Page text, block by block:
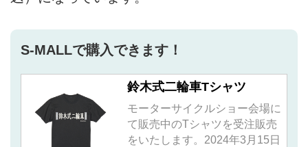
S-MALLで購入できます！
鈴木式二輪車Tシャツ
モーターサイクルショー会場に
て販売中のTシャツを受注販売
をいたします。2024年3月15日